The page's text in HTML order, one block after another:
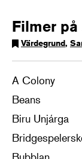
Filmer
Värdegrund,
A Colony
Beans
Biru Unjárga